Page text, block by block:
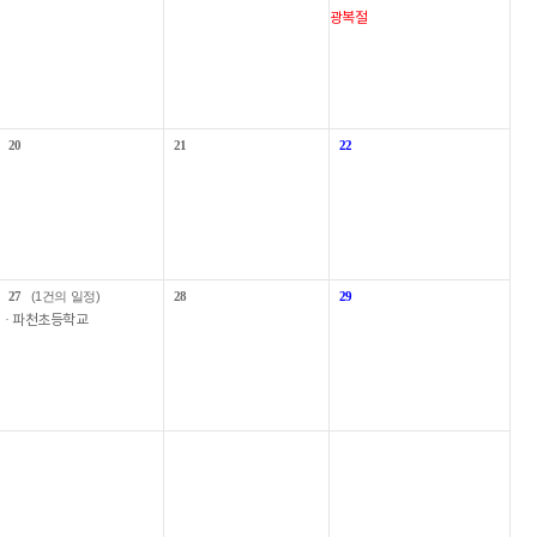
광복절
20 21 22
27 (1건의 일정)
· 파천초등학교
28 29